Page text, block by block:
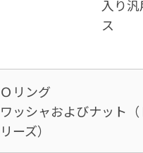
入り
ス
Ｏリング
ワッシャおよびナット
リーズ）